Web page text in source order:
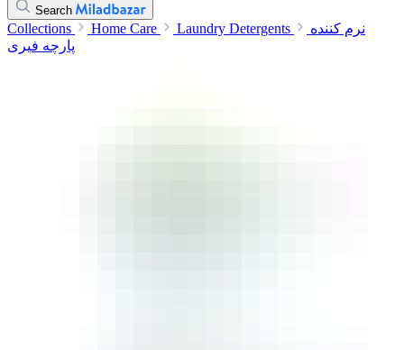
Search
Collections Home Care Laundry Detergents
نرم کننده
پارچه فیری